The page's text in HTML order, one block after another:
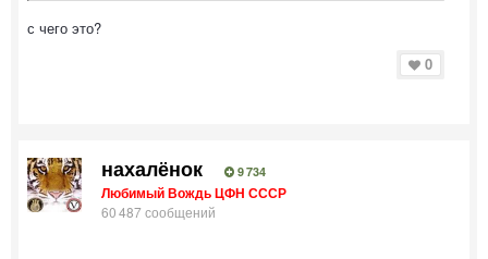
с чего это?
0
нахалёнок 9 734
Любимый Вождь ЦФН СССР
60 487 сообщений